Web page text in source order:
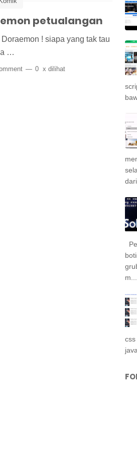
petualangan
! siapa yang tak tau
…
0 x dilihat
m...